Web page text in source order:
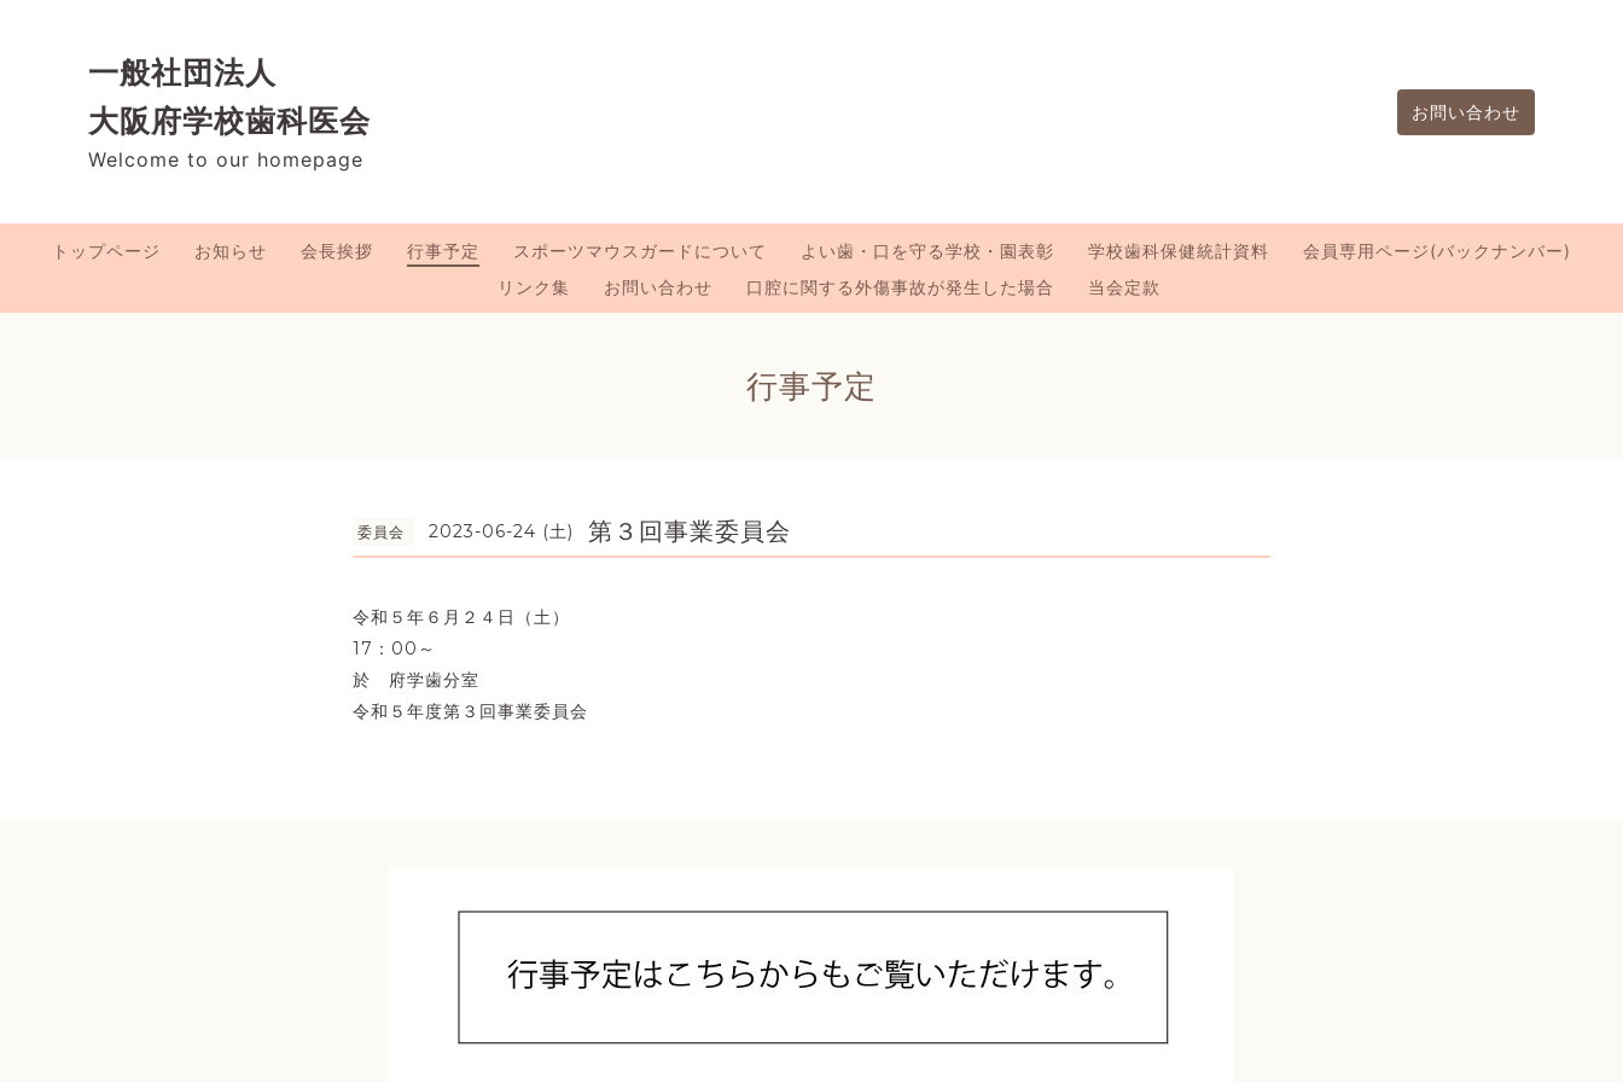
一般社団法人
大阪府学校歯科医会
Welcome to our homepage
お問い合わせ
トップページ お知らせ 会長挨拶 行事予定 スポーツマウスガードについて よい歯・口を守る学校・園表彰 学校歯科保健統計資料
会員専用ページ(バックナンバー)
リンク集
お問い合わせ 口腔に関する外傷事故が発生した場合 当会定款
行事予定
委員会 2023-06-24 (土) 第３回事業委員会
令和５年６月２４日（土）
17：00～
於 府学歯分室
令和５年度第３回事業委員会